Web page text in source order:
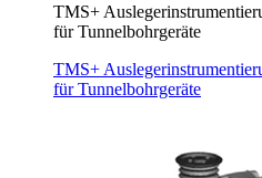
TMS+
für Tunnelbohrgeräte
TMS+
für Tunnelbohrgeräte